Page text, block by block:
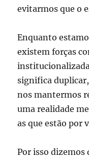
evitarmos que o
Enquanto
existem forças
significa
nos mantermos
uma realidade
as que estão por
Por isso dizemos